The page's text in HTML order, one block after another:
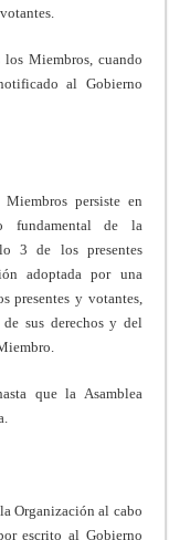
Miembros, cuando
al Gobierno
persiste en
fundamental de la
3 de los presentes
adoptada por una
presentes y votantes,
sus derechos y del
que la Asamblea
Organización al cabo
escrito al Gobierno